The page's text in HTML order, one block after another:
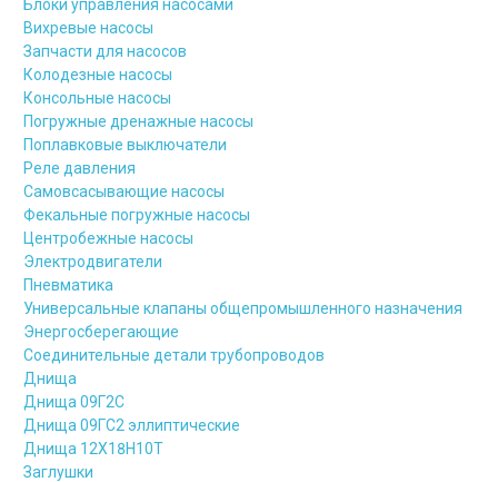
Блоки управления насосами
Вихревые насосы
Запчасти для насосов
Колодезные насосы
Консольные насосы
Погружные дренажные насосы
Поплавковые выключатели
Реле давления
Самовсасывающие насосы
Фекальные погружные насосы
Центробежные насосы
Электродвигатели
Пневматика
Универсальные клапаны общепромышленного назначения
Энергосберегающие
Соединительные детали трубопроводов
Днища
Днища 09Г2С
Днища 09ГС2 эллиптические
Днища 12Х18Н10Т
Заглушки